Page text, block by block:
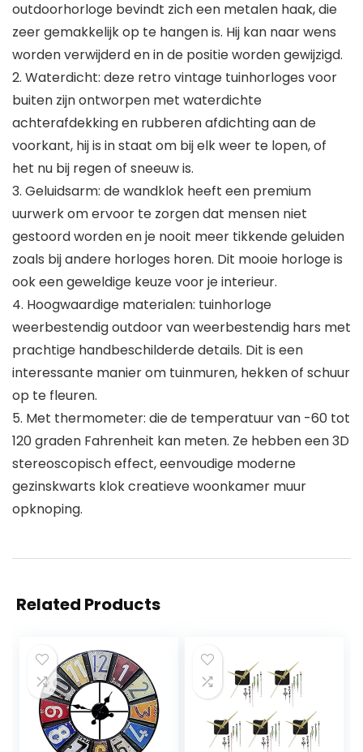
outdoorhorloge bevindt zich een metalen haak, die
zeer gemakkelijk op te hangen is. Hij kan naar wens
worden verwijderd en in de positie worden gewijzigd.
2. Waterdicht: deze retro vintage tuinhorloges voor
buiten zijn ontworpen met waterdichte
achterafdekking en rubberen afdichting aan de
voorkant, hij is in staat om bij elk weer te lopen, of
het nu bij regen of sneeuw is.
3. Geluidsarm: de wandklok heeft een premium
uurwerk om ervoor te zorgen dat mensen niet
gestoord worden en je nooit meer tikkende geluiden
zoals bij andere horloges horen. Dit mooie horloge is
ook een geweldige keuze voor je interieur.
4. Hoogwaardige materialen: tuinhorloge
weerbestendig outdoor van weerbestendig hars met
prachtige handbeschilderde details. Dit is een
interessante manier om tuinmuren, hekken of schuur
op te fleuren.
5. Met thermometer: die de temperatuur van -60 tot
120 graden Fahrenheit kan meten. Ze hebben een 3D
stereoscopisch effect, eenvoudige moderne
gezinskwarts klok creatieve woonkamer muur
opknoping.
Related Products